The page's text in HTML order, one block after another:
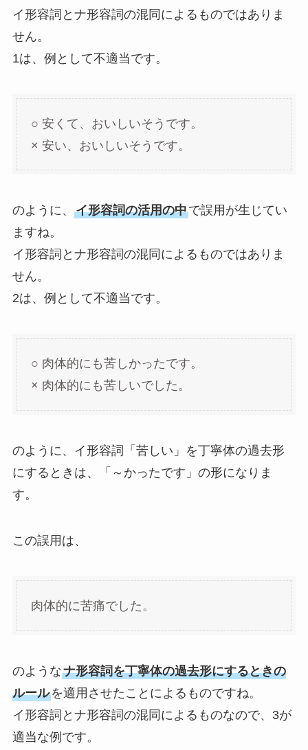
イ形容詞とナ形容詞の混同によるものではありま
せん。
1は、例として不適当です。
○ 安くて、おいしいそうです。
× 安い、おいしいそうです。
のように、 イ形容詞の活用の中で誤用が生じてい
ますね。
イ形容詞とナ形容詞の混同によるものではありま
せん。
2は、例として不適当です。
○ 肉体的にも苦しかったです。
× 肉体的にも苦しいでした。
のように、イ形容詞「苦しい」を丁寧体の過去形
にするときは、「～かったです」の形になりま
す。
この誤用は、
肉体的に苦痛でした。
のようなナ形容詞を丁寧体の過去形にするときの
ルールを適用させたことによるものですね。
イ形容詞とナ形容詞の混同によるものなので、3が
適当な例です。